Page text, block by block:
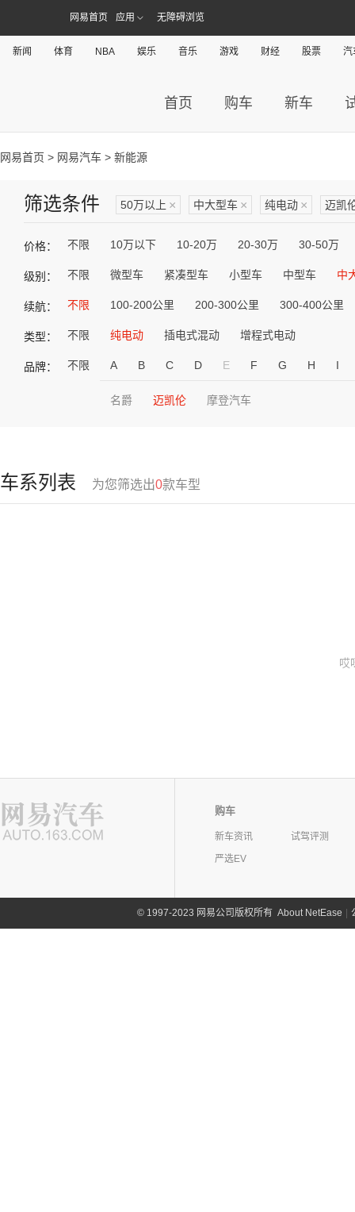
网易首页 应用 无障碍浏览
新闻 体育 NBA 娱乐 音乐 游戏 财经 股票 汽
首页 购车 新车
网易首页 > 网易汽车 > 新能源
筛选条件 50万以上 × 中大型车 × 纯电动 × 迈凯
价格： 不限 10万以下 10-20万 20-30万 30-50万
级别： 不限 微型车 紧凑型车 小型车 中型车 中
续航： 不限 100-200公里 200-300公里 300-400公里
类型： 不限 纯电动 插电式混动 增程式电动
品牌： 不限 A B C D E F G H I
名爵 迈凯伦 摩登汽车
车系列表 为您筛选出0款车型
哎
购车
新车资讯
试驾评测
严选EV
©1997-2023 网易公司版权所有 About NetEase